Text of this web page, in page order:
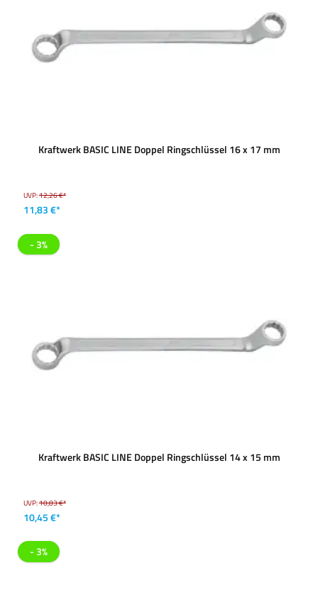
Kraftwerk BASIC LINE Doppel Ringschlüssel 16 x 17 mm
UVP:12,26 €*
11,83 €*
- 3%
Kraftwerk BASIC LINE Doppel Ringschlüssel 14 x 15 mm
UVP:10,83 €*
10,45 €*
- 3%